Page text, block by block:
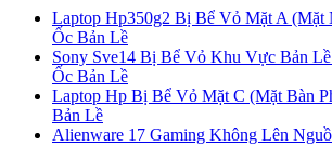
Laptop Hp350g2 Bị Bể Vỏ Mặt A (Mặt
Ốc Bản Lề
Sony Sve14 Bị Bể Vỏ Khu Vực Bản
Ốc Bản Lề
Laptop Hp Bị Bể Vỏ Mặt C (Mặt Bàn
Bản Lề
Alienware 17 Gaming Không Lên